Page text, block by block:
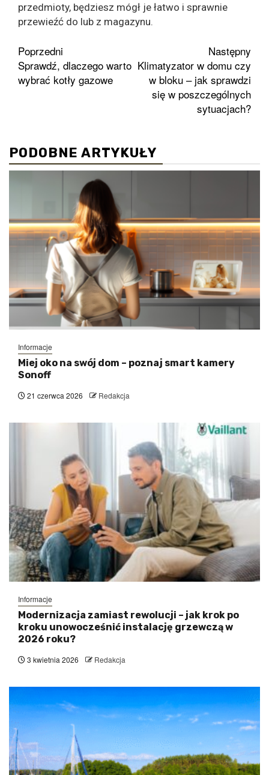
przedmioty, będziesz mógł je łatwo i sprawnie
przewieźć do lub z magazynu.
Zobacz
wpisy
Poprzedni
Sprawdź, dlaczego warto
wybrać kotły gazowe
Następny
Klimatyzator w domu czy
w bloku – jak sprawdzi
się w poszczególnych
sytuacjach?
PODOBNE ARTYKUŁY
Informacje
Miej oko na swój dom – poznaj smart kamery
Sonoff
21 czerwca 2026 Redakcja
Informacje
Modernizacja zamiast rewolucji – jak krok po
kroku unowocześnić instalację grzewczą w
2026 roku?
3 kwietnia 2026 Redakcja